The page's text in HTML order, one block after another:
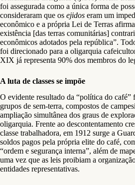
foi assegurada como a única forma de
consideraram que os ejidos eram um
econômico e a própria Lei de Terras
existência [das terras comunitárias]
econômicos adotados pela república”.
foi direcionado para a oligarquia
XIX já representa 90% dos membros do
A luta de classes se impõe
O evidente resultado da “política do café”
grupos de sem-terra, compostos de
ampliação simultânea dos graus de
oligarquia. Frente ao descontentamento
classe trabalhadora, em 1912 surge a
soldos pagos pela própria elite do café,
“ordem e segurança interna”, além de
uma vez que as leis proibiam a
entidades representativas.